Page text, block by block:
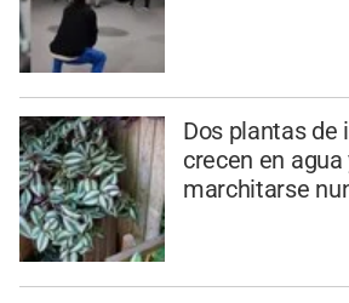
Dos plantas de
crecen en
marchitarse